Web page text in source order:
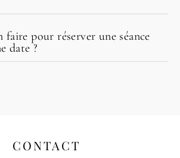
pour réserver une séance
date ?
CONTACT